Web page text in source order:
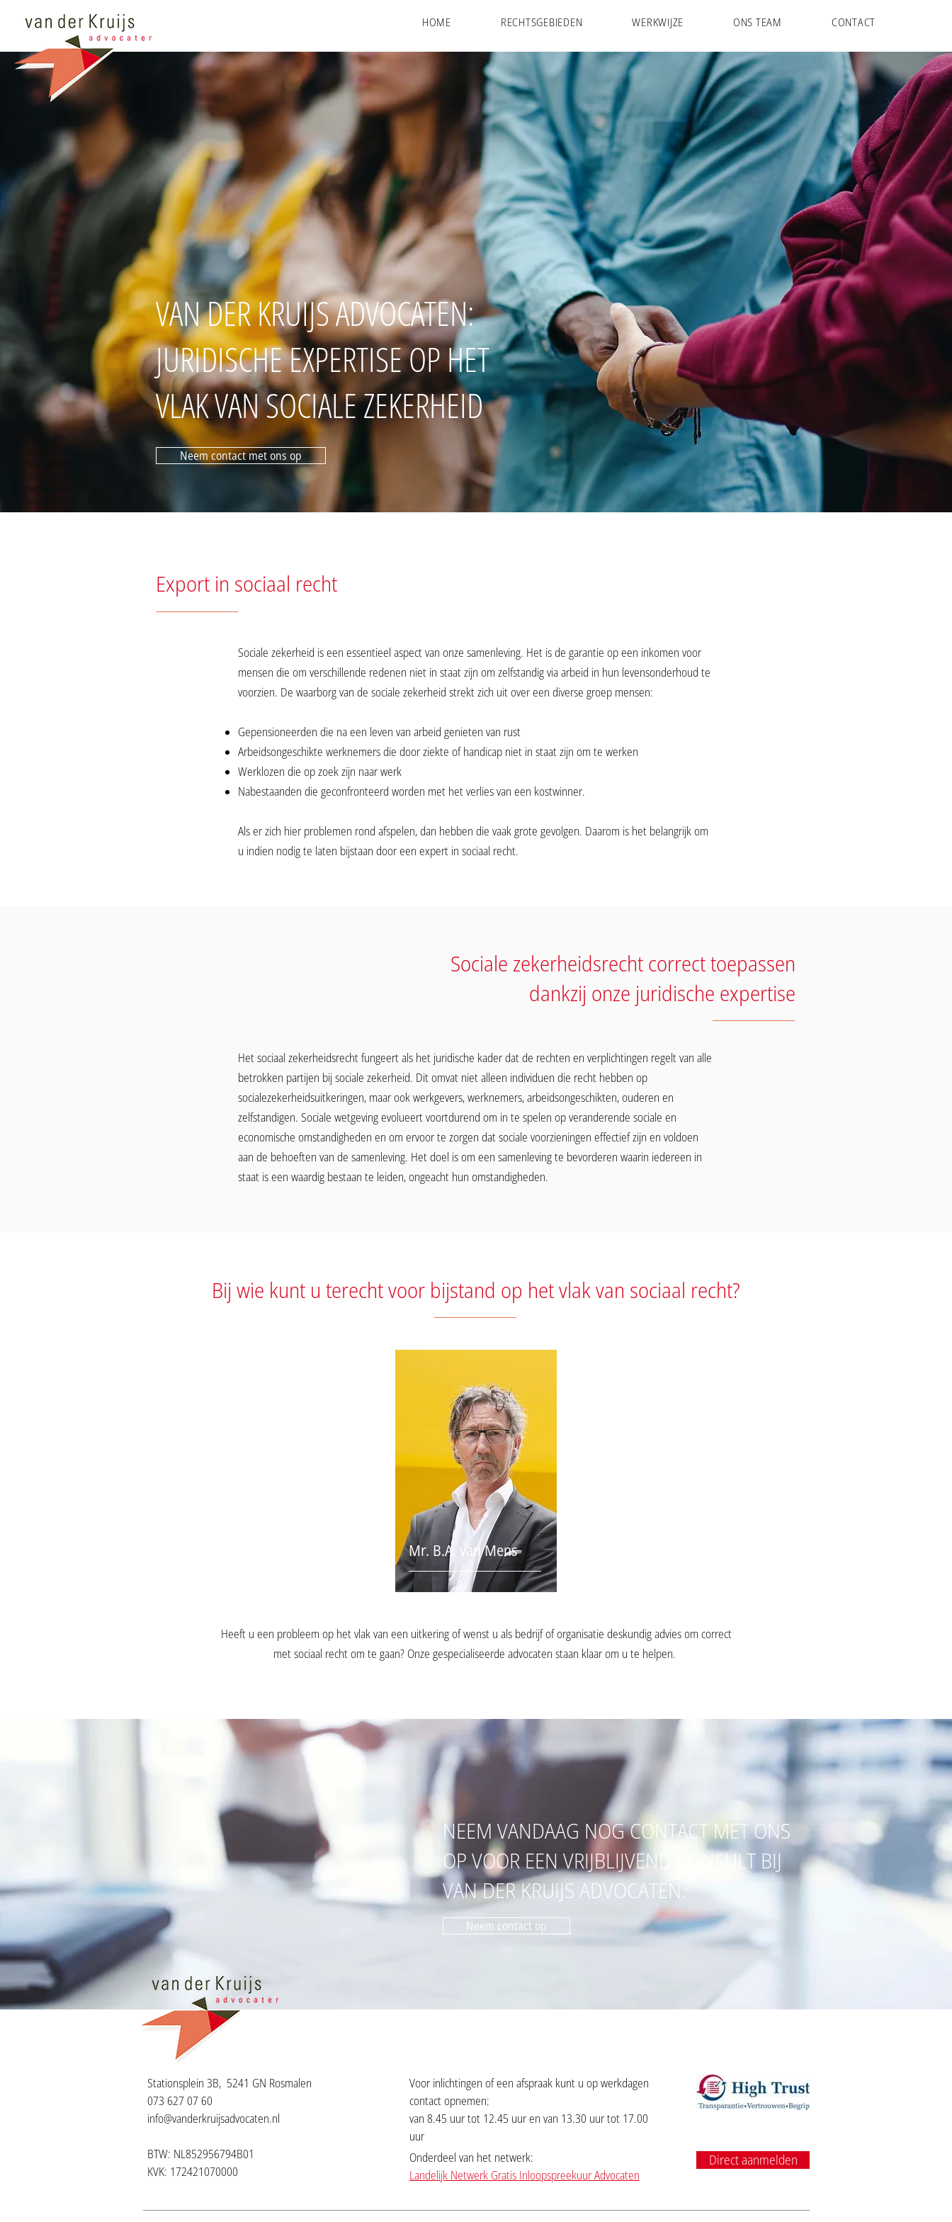
HOME RECHTSGEBIEDEN WERKWIJZE ONS TEAM CONTACT
VAN DER KRUIJS ADVOCATEN:
JURIDISCHE EXPERTISE OP HET
VLAK VAN SOCIALE ZEKERHEID
Neem contact met ons op
Export in sociaal recht
Sociale zekerheid is een essentieel aspect van onze samenleving. Het is de garantie op een inkomen voor
mensen die om verschillende redenen niet in staat zijn om zelfstandig via arbeid in hun levensonderhoud te
voorzien. De waarborg van de sociale zekerheid strekt zich uit over een diverse groep mensen:
Gepensioneerden die na een leven van arbeid genieten van rust
Arbeidsongeschikte werknemers die door ziekte of handicap niet in staat zijn om te werken
Werklozen die op zoek zijn naar werk
Nabestaanden die geconfronteerd worden met het verlies van een kostwinner.
Als er zich hier problemen rond afspelen, dan hebben die vaak grote gevolgen. Daarom is het belangrijk om
u indien nodig te laten bijstaan door een expert in sociaal recht.
Sociale zekerheidsrecht correct toepassen
dankzij onze juridische expertise
Het sociaal zekerheidsrecht fungeert als het juridische kader dat de rechten en verplichtingen regelt van alle
betrokken partijen bij sociale zekerheid. Dit omvat niet alleen individuen die recht hebben op
socialezekerheidsuitkeringen, maar ook werkgevers, werknemers, arbeidsongeschikten, ouderen en
zelfstandigen. Sociale wetgeving evolueert voortdurend om in te spelen op veranderende sociale en
economische omstandigheden en om ervoor te zorgen dat sociale voorzieningen effectief zijn en voldoen
aan de behoeften van de samenleving. Het doel is om een samenleving te bevorderen waarin iedereen in
staat is een waardig bestaan te leiden, ongeacht hun omstandigheden.
Bij wie kunt u terecht voor bijstand op het vlak van sociaal recht?
Mr. B.A. van Mens
Heeft u een probleem op het vlak van een uitkering of wenst u als bedrijf of organisatie deskundig advies om correct
met sociaal recht om te gaan? Onze gespecialiseerde advocaten staan klaar om u te helpen.
NEEM VANDAAG NOG CONTACT MET ONS
OP VOOR EEN VRIJBLIJVEND CONSULT BIJ
VAN DER KRUIJS ADVOCATEN.
Neem contact op
Stationsplein 3B, 5241 GN Rosmalen
073 627 07 60
info@vanderkruijsadvocaten.nl
BTW: NL852956794B01
KVK: 172421070000
Onderdeel van het netwerk:
Landelijk Netwerk Gratis Inloopspreekuur Advocaten
Direct aanmelden
Voor inlichtingen of een afspraak kunt u op werkdagen
contact opnemen:
van 8.45 uur tot 12.45 uur en van 13.30 uur tot 17.00
uur